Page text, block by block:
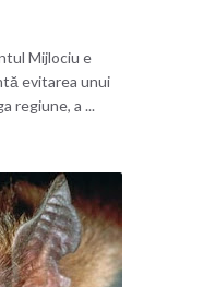
Mijlociu e
evitarea unui
regiune, a ...